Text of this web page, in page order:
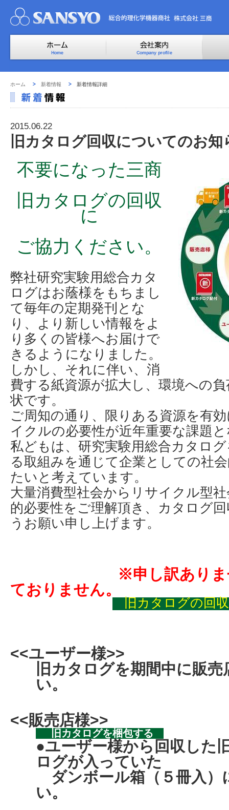
ホーム 新着情報 新着情報詳細
2015.06.22
旧カタログ回収についてのお知
不要になった三商
旧カタログの回収
に
ご協力ください。
弊社研究実験用総合カタ
ログはお蔭様をもちまし
て毎年の定期発刊とな
り、より新しい情報をよ
り多くの皆様へお届けで
きるようになりました。
しかし、それに伴い、消
費する紙資源が拡大し、環境への
状です。
ご周知の通り、限りある資源を有
イクルの必要性が近年重要な課題
私どもは、研究実験用総合カタロ
る取組みを通じて企業としての社
たいと考えています。
大量消費型社会からリサイクル型
的必要性をご理解頂き、カタログ
うお願い申し上げます。
※申し訳ありません
ておりません。
旧カタログの回
<<ユーザー様>>
旧カタログを期間中に販
い。
<<販売店様>>
旧カタログを梱包する
●ユーザー様から回収した
ログが入っていた
ダンボール箱（５冊入）
い。